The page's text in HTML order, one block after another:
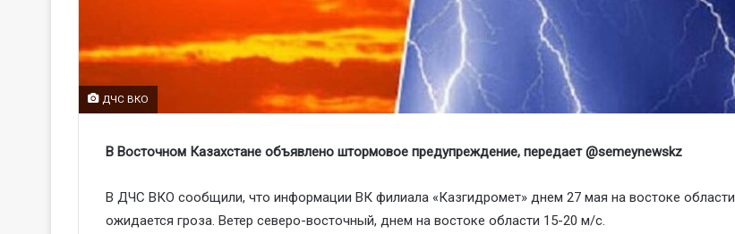
ДЧС ВКО
В Восточном Казахстане объявлено штормовое предупреждение, передает @semeynewskz
В ДЧС ВКО сообщили, что информации ВК филиала «Казгидромет» днем 27 мая на востоке области
ожидается гроза. Ветер северо-восточный, днем на востоке области 15-20 м/с.